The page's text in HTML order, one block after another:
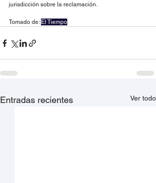
jurisdicción sobre la reclamación.
Tomado de: El Tiempo
Entradas recientes Ver todo